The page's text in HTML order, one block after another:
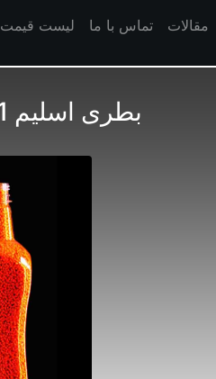
مقالات تماس با ما لیست قیمت
بطری اسلیم 1 لیتر 42 گرم دهانه 28